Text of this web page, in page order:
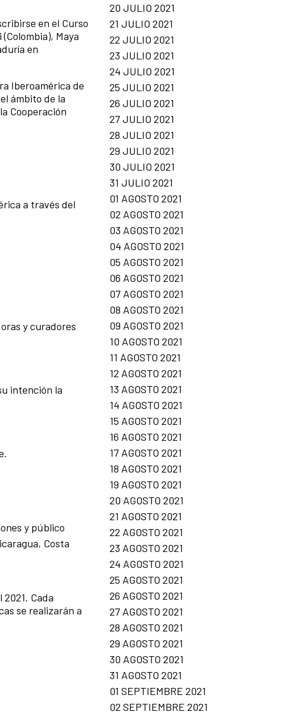
en el Curso
Maya
en
Iberoamérica de
ámbito de la
Cooperación
a través del
y curadores
intención la
y público
Costa
Cada
se realizarán a
20 JULIO 2021
21 JULIO 2021
22 JULIO 2021
23 JULIO 2021
24 JULIO 2021
25 JULIO 2021
26 JULIO 2021
27 JULIO 2021
28 JULIO 2021
29 JULIO 2021
30 JULIO 2021
31 JULIO 2021
01 AGOSTO 2021
02 AGOSTO 2021
03 AGOSTO 2021
04 AGOSTO 2021
05 AGOSTO 2021
06 AGOSTO 2021
07 AGOSTO 2021
08 AGOSTO 2021
09 AGOSTO 2021
10 AGOSTO 2021
11 AGOSTO 2021
12 AGOSTO 2021
13 AGOSTO 2021
14 AGOSTO 2021
15 AGOSTO 2021
16 AGOSTO 2021
17 AGOSTO 2021
18 AGOSTO 2021
19 AGOSTO 2021
20 AGOSTO 2021
21 AGOSTO 2021
22 AGOSTO 2021
23 AGOSTO 2021
24 AGOSTO 2021
25 AGOSTO 2021
26 AGOSTO 2021
27 AGOSTO 2021
28 AGOSTO 2021
29 AGOSTO 2021
30 AGOSTO 2021
31 AGOSTO 2021
01 SEPTIEMBRE 2021
02 SEPTIEMBRE 2021